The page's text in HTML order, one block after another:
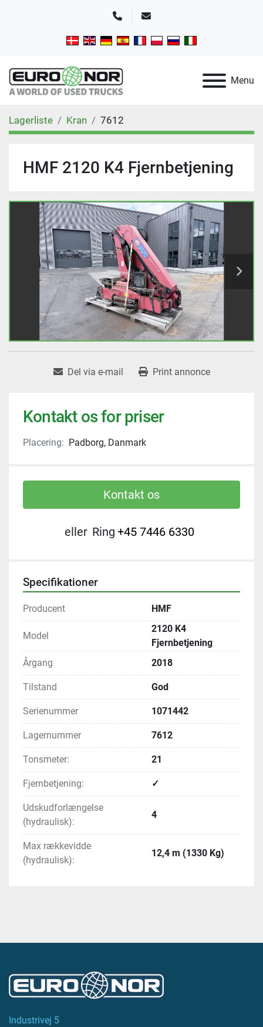
TelefonE-mail
Menu
Lagerliste Kran 7612
HMF 2120 K4 Fjernbetjening
Del via e-mail Print annonce
Kontakt os for priser
Placering: Padborg, Danmark
Kontakt os
eller Ring +45 7446 6330
Specifikationer
Producent HMF
Model
2120 K4
Fjernbetjening
Årgang
2018
Tilstand God
Serienummer 1071442
Lagernummer 7612
Tonsmeter: 21
Fjernbetjening: ✓
Udskudforlængelse
(hydraulisk):
4
Max rækkevidde
(hydraulisk):
12,4 m (1330 Kg)
Industrivej 5